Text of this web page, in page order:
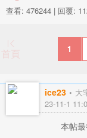
查看: 476244 | 回覆:
首頁 1
ice23 大
23-11-1
本帖